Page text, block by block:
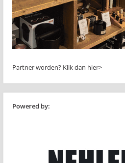
Partner worden? Klik dan hier>
Powered by: